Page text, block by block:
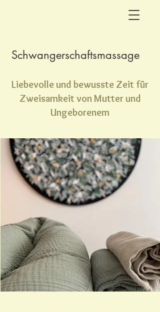
Schwangerschaftsmassage
Liebevolle und bewusste Zeit für
Zweisamkeit von Mutter und
Ungeborenem